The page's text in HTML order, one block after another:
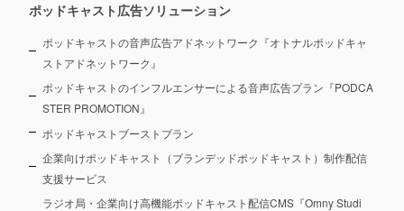
ポッドキャスト広告ソリューション
ポッドキャストの音声広告アドネットワーク『オトナルポッドキャ
ストアドネットワーク』
ポッドキャストのインフルエンサーによる音声広告プラン『PODCA
STER PROMOTION』
ポッドキャストブーストプラン
企業向けポッドキャスト（ブランデッドポッドキャスト）制作配信
支援サービス
ラジオ局・企業向け高機能ポッドキャスト配信CMS『Omny Studi